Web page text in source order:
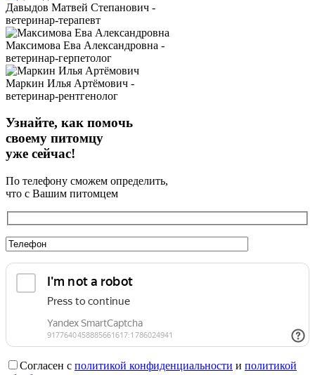
Давыдов Матвей Степанович -
ветеринар-терапевт
Максимова Ева Александровна -
ветеринар-герпетолог
Маркин Илья Артёмович -
ветеринар-рентгенолог
Узнайте, как помочь
своему питомцу
уже сейчас!
По телефону сможем определить,
что с Вашим питомцем
Согласен с политикой конфиденциальности и политикой